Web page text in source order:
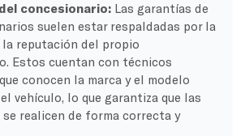
concesionario: Las garantías de
suelen estar respaldadas por la
la reputación del propio
Estos cuentan con técnicos
conocen la marca y el modelo
vehículo, lo que garantiza que las
se realicen de forma correcta y